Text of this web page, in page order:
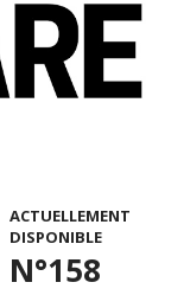
ACTUELLEMENT
DISPONIBLE
N°158